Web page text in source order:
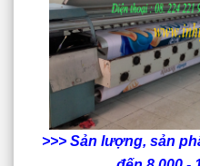
>>> Sản lượng, sản